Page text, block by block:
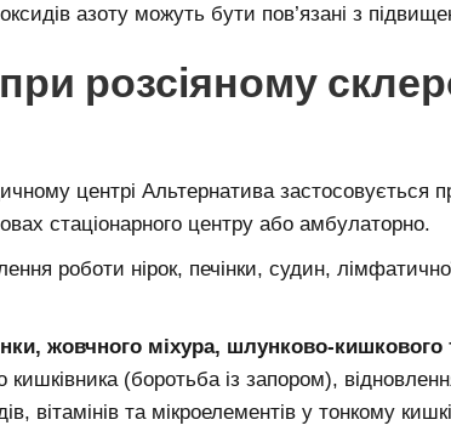
азоту можуть бути пов’язані з
розсіяному
центрі Альтернатива застосовується
стаціонарного центру або амбулаторно.
роботи нірок, печінки, судин,
жовчного міхура, шлунково-кишкового
кишківника (боротьба із запором),
вітамінів та мікроелементів у тонкому